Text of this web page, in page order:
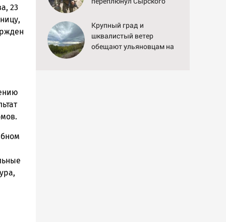
23
Крупный град и
шквалистый ветер
обещают ульяновцам на